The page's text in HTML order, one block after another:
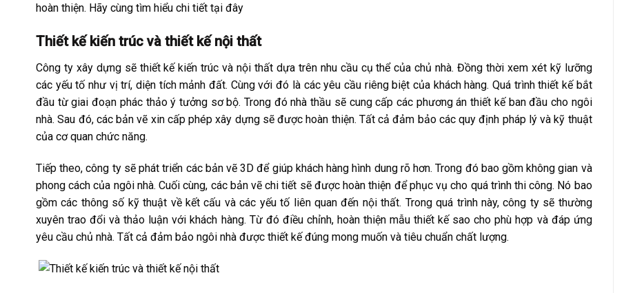
hoàn thiện. Hãy cùng tìm hiểu chi tiết tại đây
Thiết kế kiến trúc và thiết kế nội thất
Công ty xây dựng sẽ thiết kế kiến trúc và nội thất dựa trên nhu cầu cụ thể của chủ nhà. Đồng thời xem xét kỹ lưỡng
các yếu tố như vị trí, diện tích mảnh đất. Cùng với đó là các yêu cầu riêng biệt của khách hàng. Quá trình thiết kế bắt
đầu từ giai đoạn phác thảo ý tưởng sơ bộ. Trong đó nhà thầu sẽ cung cấp các phương án thiết kế ban đầu cho ngôi
nhà. Sau đó, các bản vẽ xin cấp phép xây dựng sẽ được hoàn thiện. Tất cả đảm bảo các quy định pháp lý và kỹ thuật
của cơ quan chức năng.
Tiếp theo, công ty sẽ phát triển các bản vẽ 3D để giúp khách hàng hình dung rõ hơn. Trong đó bao gồm không gian và
phong cách của ngôi nhà. Cuối cùng, các bản vẽ chi tiết sẽ được hoàn thiện để phục vụ cho quá trình thi công. Nó bao
gồm các thông số kỹ thuật về kết cấu và các yếu tố liên quan đến nội thất. Trong quá trình này, công ty sẽ thường
xuyên trao đổi và thảo luận với khách hàng. Từ đó điều chỉnh, hoàn thiện mẫu thiết kế sao cho phù hợp và đáp ứng
yêu cầu chủ nhà. Tất cả đảm bảo ngôi nhà được thiết kế đúng mong muốn và tiêu chuẩn chất lượng.